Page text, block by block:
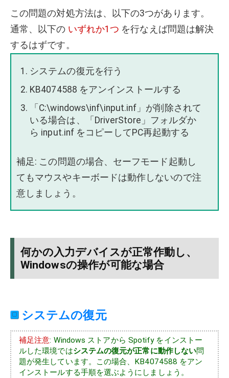
この問題の対処方法は、以下の3つがあります。
通常、以下の いずれか1つ を行なえば問題は解決
するはずです。
システムの復元を行う
KB4074588 をアンインストールする
「C:\windows\inf\input.inf」が削除されて
いる場合は、「DriverStore」フォルダか
ら input.inf をコピーしてPC再起動する
補足: この問題の場合、セーフモード起動し
てもマウスやキーボードは動作しないので注
意しましょう。
何かの入力デバイスが正常作動し、
Windowsの操作が可能な場合
システムの復元
補足注意: Windows ストアから Spotify をインストー
ルした環境ではシステムの復元が正常に動作しない問
題が発生しています。この場合、KB4074588 をアン
インストールする手順を選ぶようにしましょう。